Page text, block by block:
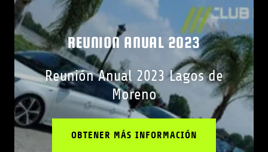
REUNION ANUAL 2023
Reunión Anual 2023 Lagos de
Moreno
OBTENER MÁS INFORMACIÓN